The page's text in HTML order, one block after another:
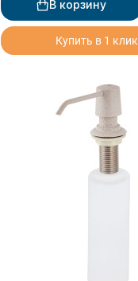
В корзину
Купить в 1 клик